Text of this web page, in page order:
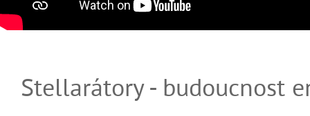
Stellarátory - budoucnost